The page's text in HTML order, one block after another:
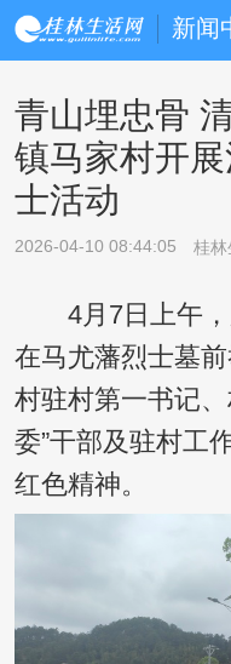
新闻
青山埋忠骨
镇马家村开
士活动
2026-04-10 08:44:05 桂林
4月7日上午，
在马尤藩烈士墓
村驻村第一书记
委”干部及驻村工
红色精神。